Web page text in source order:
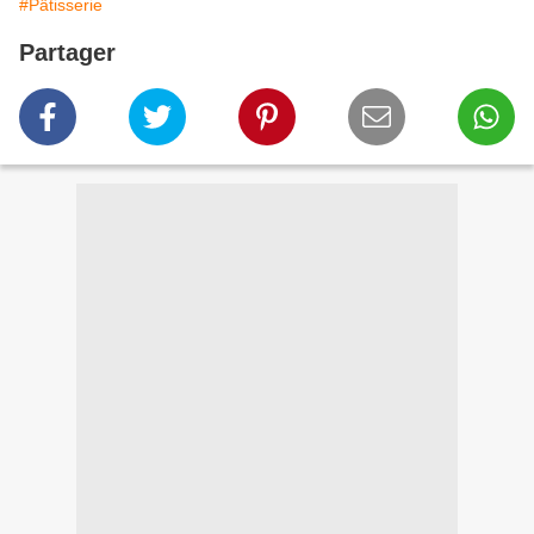
#Pâtisserie
Partager